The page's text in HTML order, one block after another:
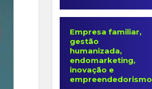
Empresa familiar,
gestão
humanizada,
endomarketing,
inovação e
empreendedorismo